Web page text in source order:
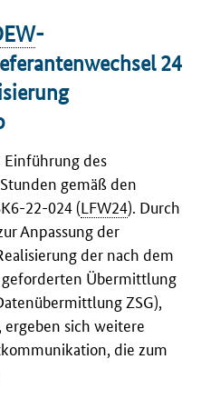
-
24
des
gemäß den
22-024 (LFW24). Durch
Anpassung der
der nach dem
Übermittlung
ZSG),
sich weitere
die zum